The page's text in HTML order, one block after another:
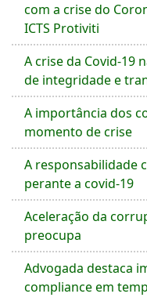
com a crise do
ICTS Protiviti
A crise da Covid-19
de integridade e
A importância dos
momento de crise
A responsabilidade
perante a covid-19
Aceleração da
preocupa
Advogada destaca
compliance em